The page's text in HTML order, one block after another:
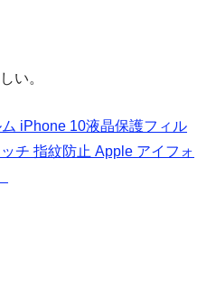
い。
iPhone 10液晶保護フィル
チ 指紋防止 Apple アイフォ